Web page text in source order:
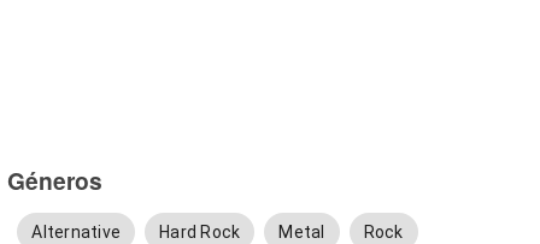
Géneros
Alternative Hard Rock Metal Rock